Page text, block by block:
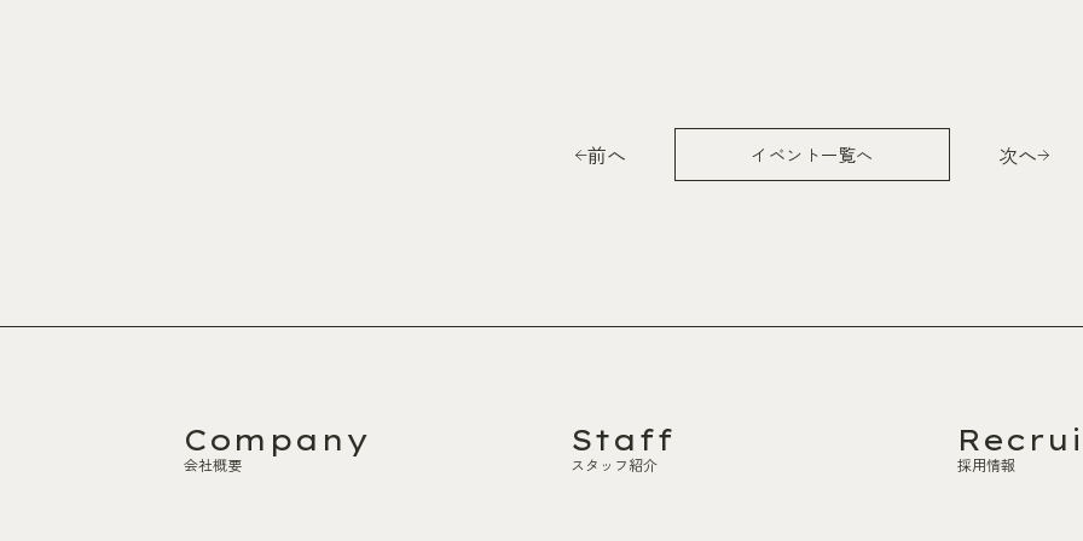
前へ イベント一覧へ 次へ
Company
会社概要
Staff
スタッフ紹介 採用情報